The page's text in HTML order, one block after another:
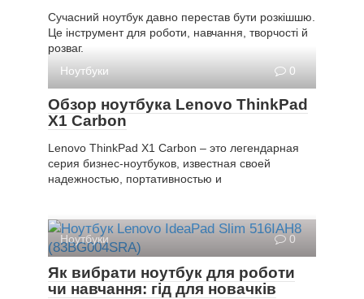
Сучасний ноутбук давно перестав бути розкішшю.
Це інструмент для роботи, навчання, творчості й
розваг.
Ноутбуки
0
Обзор ноутбука Lenovo ThinkPad
X1 Carbon
Lenovo ThinkPad X1 Carbon – это легендарная
серия бизнес-ноутбуков, известная своей
надежностью, портативностью и
Ноутбуки 0
Як вибрати ноутбук для роботи
чи навчання: гід для новачків